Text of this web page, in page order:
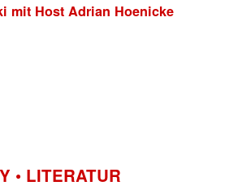
mit Host Adrian Hoenicke
• LITERATUR